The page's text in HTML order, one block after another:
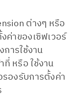
ต่างๆ หรือ
ค่าของเซิฟเวอร์
การใช้งาน
หรือ ใช้งาน
รองรับการตั้งค่า